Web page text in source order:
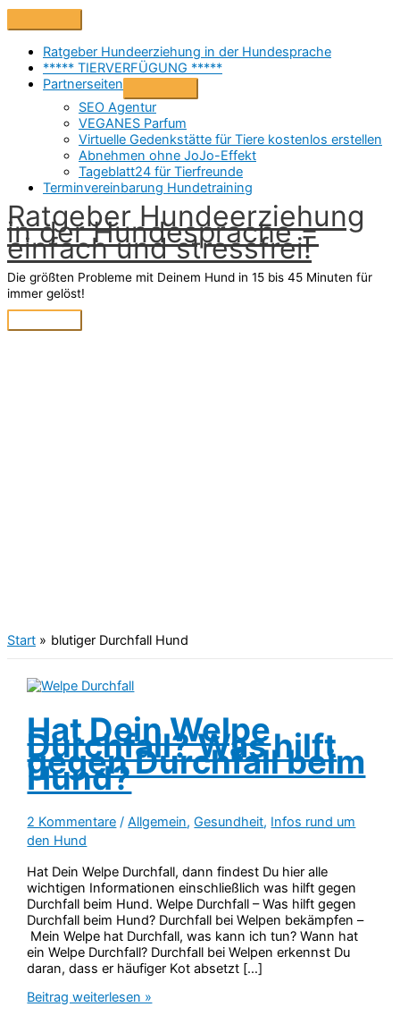
Zum
Inhalt
springen
Above
Header
Ratgeber Hundeerziehung in der Hundesprache
***** TIERVERFÜGUNG *****
Partnerseiten
SEO Agentur
VEGANES Parfum
Virtuelle Gedenkstätte für Tiere kostenlos erstellen
Abnehmen ohne JoJo-Effekt
Tageblatt24 für Tierfreunde
Terminvereinbarung Hundetraining
Ratgeber Hundeerziehung
in der Hundesprache =
einfach und stressfrei!
Die größten Probleme mit Deinem Hund in 15 bis 45 Minuten für
immer gelöst!
Hauptmenü
Start blutiger Durchfall Hund
Hat Dein Welpe
Durchfall? Was hilft
gegen Durchfall beim
Hund?
2 Kommentare /Allgemein,Gesundheit, Infos rund um
den Hund
Hat Dein Welpe Durchfall, dann findest Du hier alle
wichtigen Informationen einschließlich was hilft gegen
Durchfall beim Hund. Welpe Durchfall – Was hilft gegen
Durchfall beim Hund? Durchfall bei Welpen bekämpfen –
Mein Welpe hat Durchfall, was kann ich tun? Wann hat
ein Welpe Durchfall? Durchfall bei Welpen erkennst Du
daran, dass er häufiger Kot absetzt […]
Hat
Beitrag weiterlesen »